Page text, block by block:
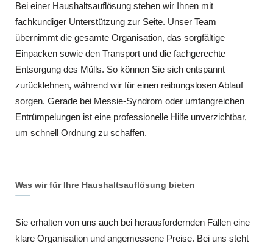
Bei einer Haushaltsauflösung stehen wir Ihnen mit
fachkundiger Unterstützung zur Seite. Unser Team
übernimmt die gesamte Organisation, das sorgfältige
Einpacken sowie den Transport und die fachgerechte
Entsorgung des Mülls. So können Sie sich entspannt
zurücklehnen, während wir für einen reibungslosen Ablauf
sorgen. Gerade bei Messie-Syndrom oder umfangreichen
Entrümpelungen ist eine professionelle Hilfe unverzichtbar,
um schnell Ordnung zu schaffen.
Was wir für Ihre Haushaltsauflösung bieten
Sie erhalten von uns auch bei herausfordernden Fällen eine
klare Organisation und angemessene Preise. Bei uns steht